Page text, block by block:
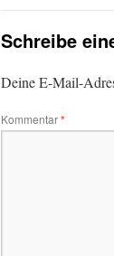
Schreibe
Deine E-Mail-
Kommentar*